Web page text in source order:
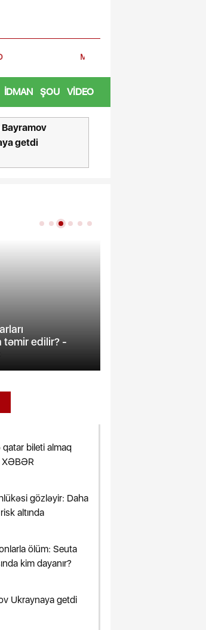
Şura və Mətbuat Şurasının nümayəndələri Fəxri
İDMAN ŞOU VIDEO
getdi
təmir edilir? -
qatar bileti almaq
XƏBƏR
gözləyir: Daha
altında
ölüm: Seuta
kim dayanır?
Ukraynaya getdi